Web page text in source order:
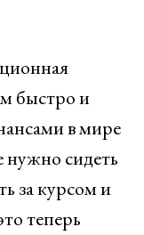
быстро и
в мире
сидеть
за курсом и
теперь